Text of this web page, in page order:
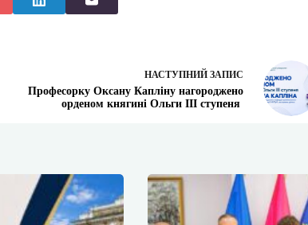
НАСТУПНИЙ ЗАПИС
Професорку Оксану Капліну нагороджено
орденом княгині Ольги ІІІ ступеня